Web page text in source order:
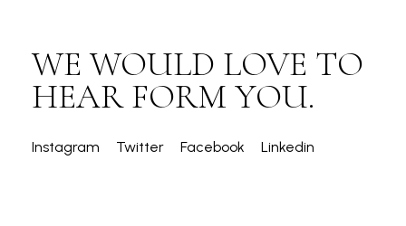
WE WOULD LOVE TO
HEAR FORM YOU.
Instagram Twitter Facebook Linkedin